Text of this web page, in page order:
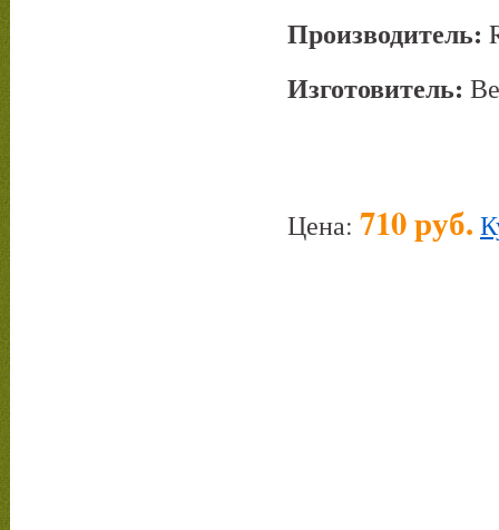
Производитель:
Изготовитель:
Цена: 710 руб.